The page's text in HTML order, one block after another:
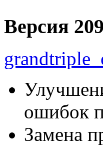
Версия
ошибок
Замена